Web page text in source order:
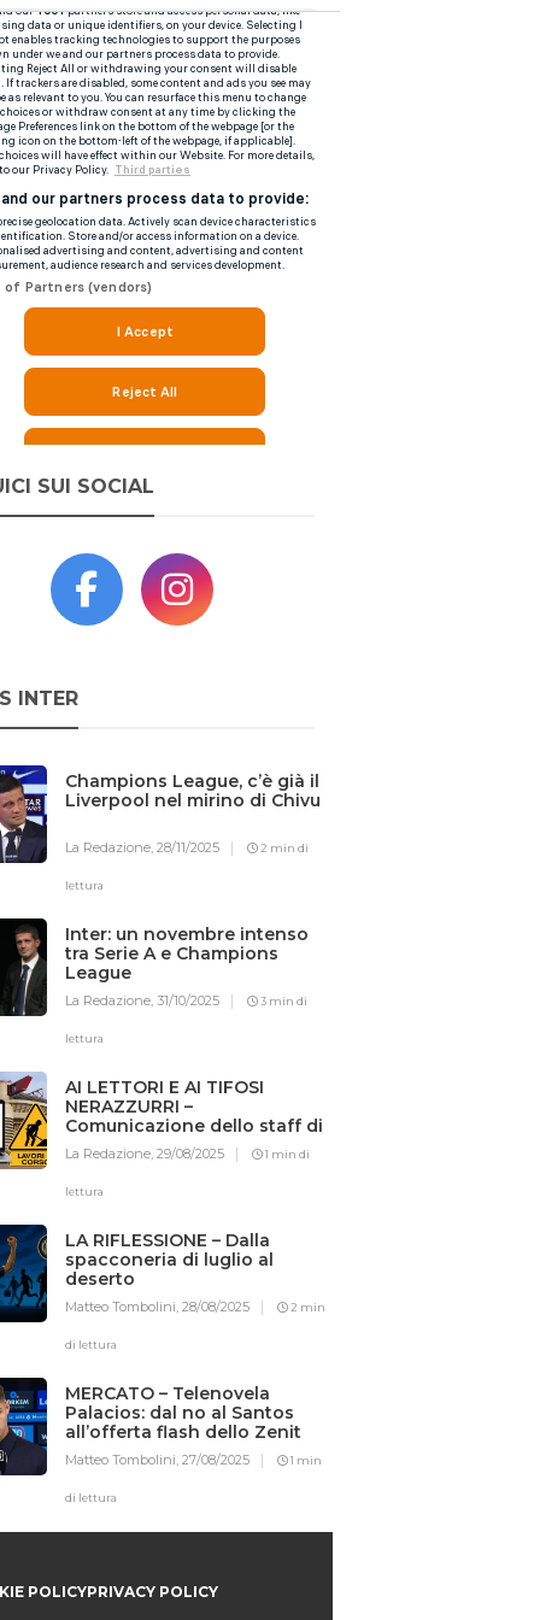
SUI SOCIAL
INTER
Champions League, c’è già il
Liverpool nel mirino di Chivu
La Redazione, 28/11/2025 2 min di
lettura
Inter: un novembre intenso
tra Serie A e Champions
League
La Redazione, 31/10/2025 3 min di
lettura
AI LETTORI E AI TIFOSI
NERAZZURRI –
Comunicazione dello staff di
Iotifointer.it
La Redazione, 29/08/2025 1 min di
lettura
LA RIFLESSIONE – Dalla
spacconeria di luglio al
deserto
Matteo Tombolini, 28/08/2025 2 min
di lettura
MERCATO – Telenovela
Palacios: dal no al Santos
all’offerta flash dello Zenit
Matteo Tombolini, 27/08/2025 1 min
di lettura
POLICYPRIVACY POLICY